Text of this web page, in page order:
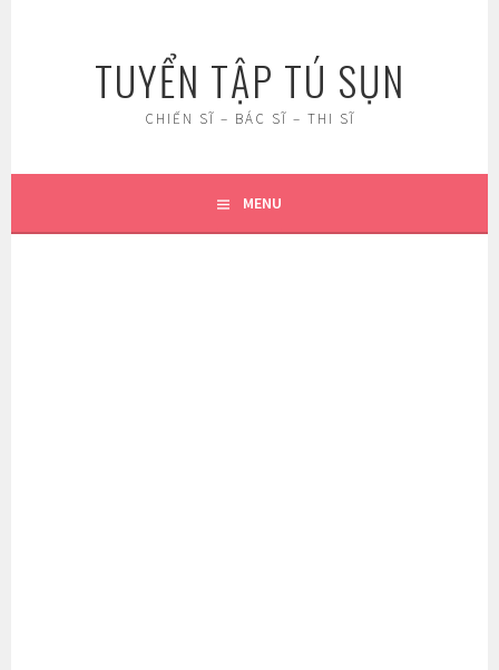
TUYỂN TẬP TÚ SỤN
CHIẾN SĨ – BÁC SĨ – THI SĨ
MENU